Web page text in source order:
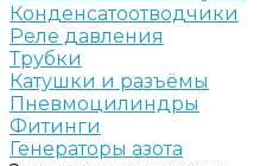
Конденсатоотводчики
Реле давления
Трубки
Катушки и разъёмы
Пневмоцилиндры
Фитинги
Генераторы азота